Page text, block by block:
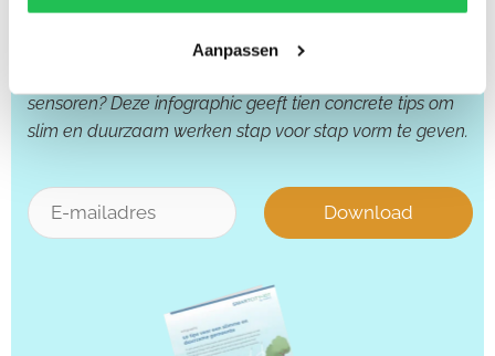
Aanpassen
Infographic met 10 tips voor een slimme
en duurzame gemeente
sensoren? Deze infographic geeft tien concrete tips om
slim en duurzaam werken stap voor stap vorm te geven.
Download